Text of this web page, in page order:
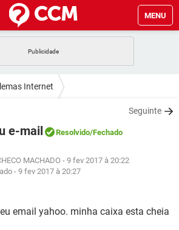
MENU
FACEBOOK
GMAIL
WHATSAPP
GMAIL
WHATSAPP
EXCEL
WHATSAPP
FACEBOOK
Internet
Seguinte
e-mail Resolvido/Fechado
MACHADO - 9 fev 2017 à 20:22
-9 fev 2017 à 20:27
email yahoo. minha caixa esta cheia